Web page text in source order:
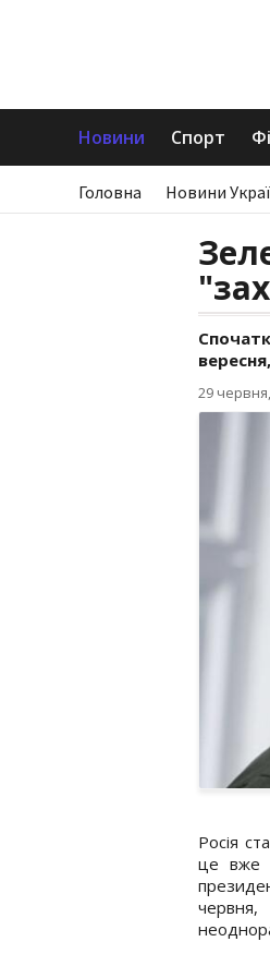
Новини Спорт
Головна Новини
29
Росія
це вже